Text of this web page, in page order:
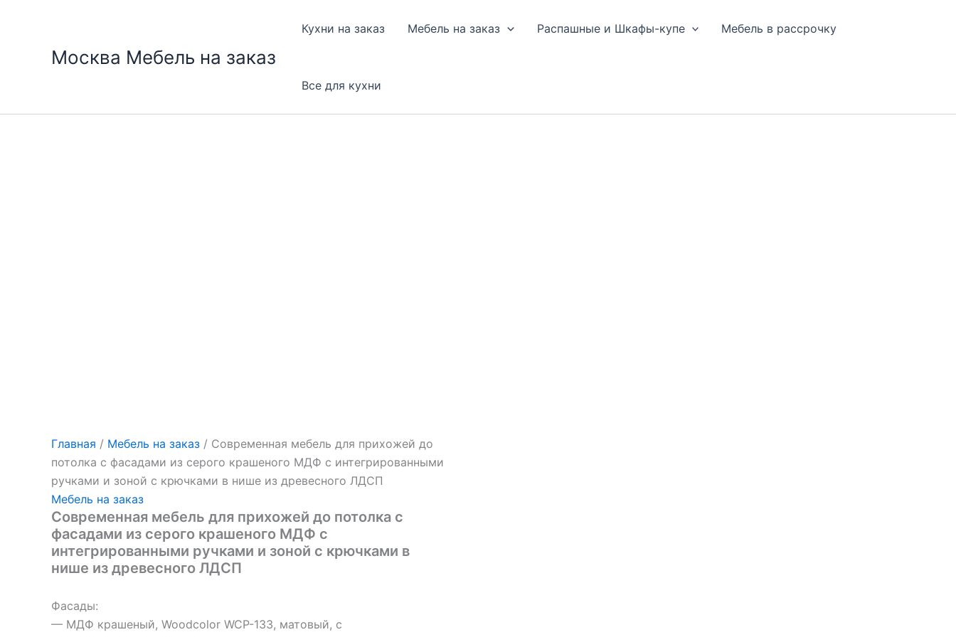
Москва Мебель на заказ
Кухни на заказ Мебель на заказ Распашные и Шкафы-купе Мебель в рассрочку
Все для кухни
Главная / Мебель на заказ / Современная мебель для прихожей до
потолка с фасадами из серого крашеного МДФ с интегрированными
ручками и зоной с крючками в нише из древесного ЛДСП
Мебель на заказ
Современная мебель для прихожей до потолка с
фасадами из серого крашеного МДФ с
интегрированными ручками и зоной с крючками в
нише из древесного ЛДСП
Фасады:
— МДФ крашеный, Woodcolor WCP-133, матовый, с